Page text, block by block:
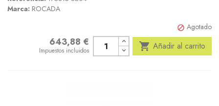
Marca: ROCADA
 Agotado
Precio643,88 €
Impuestos incluidos  Añadir al carrito